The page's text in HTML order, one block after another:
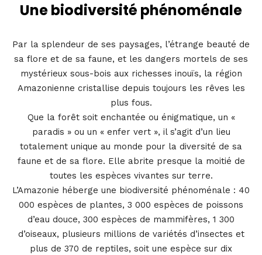
Une biodiversité phénoménale
Par la splendeur de ses paysages, l’étrange beauté de
sa flore et de sa faune, et les dangers mortels de ses
mystérieux sous-bois aux richesses inouïs, la région
Amazonienne cristallise depuis toujours les rêves les
plus fous.
Que la forêt soit enchantée ou énigmatique, un «
paradis » ou un « enfer vert », il s’agit d’un lieu
totalement unique au monde pour la diversité de sa
faune et de sa flore. Elle abrite presque la moitié de
toutes les espèces vivantes sur terre.
L’Amazonie héberge une biodiversité phénoménale : 40
000 espèces de plantes, 3 000 espèces de poissons
d’eau douce, 300 espèces de mammifères, 1 300
d’oiseaux, plusieurs millions de variétés d’insectes et
plus de 370 de reptiles, soit une espèce sur dix